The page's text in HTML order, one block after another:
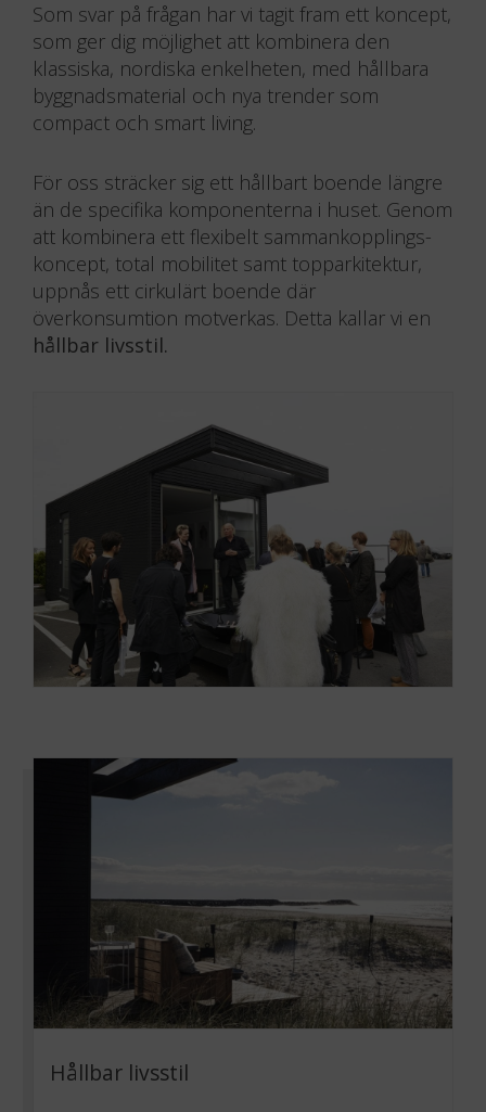
Som svar på frågan har vi tagit fram ett koncept,
som ger dig möjlighet att kombinera den
klassiska, nordiska enkelheten, med hållbara
byggnadsmaterial och nya trender som
compact och smart living.
För oss sträcker sig ett hållbart boende längre
än de specifika komponenterna i huset. Genom
att kombinera ett flexibelt sammankopplings-
koncept, total mobilitet samt topparkitektur,
uppnås ett cirkulärt boende där
överkonsumtion motverkas. Detta kallar vi en
hållbar livsstil.
Hållbar livsstil